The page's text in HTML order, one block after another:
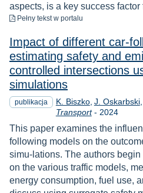
aspects, is a key success
Pełny tekst do pobrania
w portalu
Impact of different car-
estimating safety and
controlled intersections
simulations
publikacja K. Biszko J. Oskarbski
Transport- Rok
2024
This paper examines the
following models on the
simu-lations. The authors
on the various traffic models,
energy consumption, fuel use,